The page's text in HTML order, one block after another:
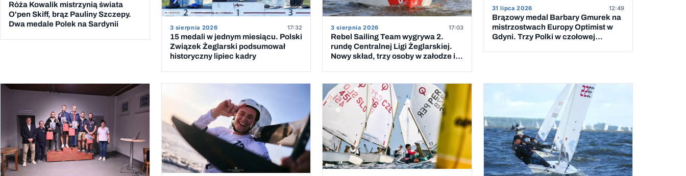
Róża Kowalik mistrzynią świata
O'pen Skiff, brąz Pauliny Szczepy.
Dwa medale Polek na Sardynii
3 sierpnia 2026 17:32
15 medali w jednym miesiącu. Polski
Związek Żeglarski podsumował
historyczny lipiec kadry
3 sierpnia 2026 17:03
Rebel Sailing Team wygrywa 2.
rundę Centralnej Ligi Żeglarskiej.
Nowy skład, trzy osoby w załodze i 5
31 lipca 2026 12:49
Brązowy medal Barbary Gmurek na
mistrzostwach Europy Optimist w
Gdyni. Trzy Polki w czołowej